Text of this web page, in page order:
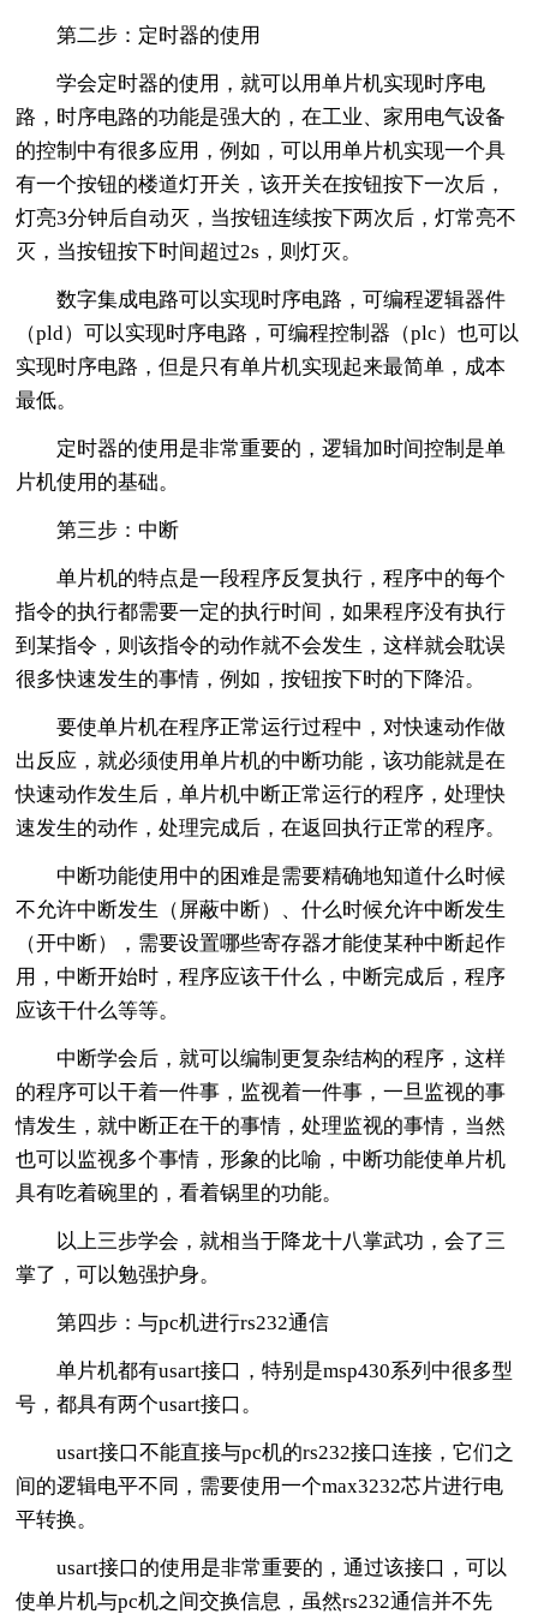
第二步：定时器的使用
学会定时器的使用，就可以用单片机实现时序电
路，时序电路的功能是强大的，在工业、家用电气设备
的控制中有很多应用，例如，可以用单片机实现一个具
有一个按钮的楼道灯开关，该开关在按钮按下一次后，
灯亮3分钟后自动灭，当按钮连续按下两次后，灯常亮不
灭，当按钮按下时间超过2s，则灯灭。
数字集成电路可以实现时序电路，可编程逻辑器件
（pld）可以实现时序电路，可编程控制器（plc）也可以
实现时序电路，但是只有单片机实现起来最简单，成本
最低。
定时器的使用是非常重要的，逻辑加时间控制是单
片机使用的基础。
第三步：中断
单片机的特点是一段程序反复执行，程序中的每个
指令的执行都需要一定的执行时间，如果程序没有执行
到某指令，则该指令的动作就不会发生，这样就会耽误
很多快速发生的事情，例如，按钮按下时的下降沿。
要使单片机在程序正常运行过程中，对快速动作做
出反应，就必须使用单片机的中断功能，该功能就是在
快速动作发生后，单片机中断正常运行的程序，处理快
速发生的动作，处理完成后，在返回执行正常的程序。
中断功能使用中的困难是需要精确地知道什么时候
不允许中断发生（屏蔽中断）、什么时候允许中断发生
（开中断），需要设置哪些寄存器才能使某种中断起作
用，中断开始时，程序应该干什么，中断完成后，程序
应该干什么等等。
中断学会后，就可以编制更复杂结构的程序，这样
的程序可以干着一件事，监视着一件事，一旦监视的事
情发生，就中断正在干的事情，处理监视的事情，当然
也可以监视多个事情，形象的比喻，中断功能使单片机
具有吃着碗里的，看着锅里的功能。
以上三步学会，就相当于降龙十八掌武功，会了三
掌了，可以勉强护身。
第四步：与pc机进行rs232通信
单片机都有usart接口，特别是msp430系列中很多型
号，都具有两个usart接口。
usart接口不能直接与pc机的rs232接口连接，它们之
间的逻辑电平不同，需要使用一个max3232芯片进行电
平转换。
usart接口的使用是非常重要的，通过该接口，可以
使单片机与pc机之间交换信息，虽然rs232通信并不先